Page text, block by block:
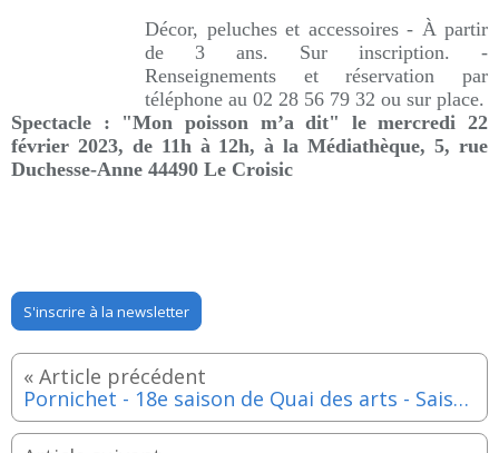
Décor, peluches et accessoires - À partir
de 3 ans. Sur inscription. -
Renseignements et réservation par
téléphone au 02 28 56 79 32 ou sur place.
Spectacle : "Mon poisson m’a dit" le mercredi 22
février 2023, de 11h à 12h,à la Médiathèque, 5, rue
Duchesse-Anne 44490 Le Croisic
S'inscrire à la newsletter
Pornichet - 18e saison de Quai des arts - Saison 2022-23